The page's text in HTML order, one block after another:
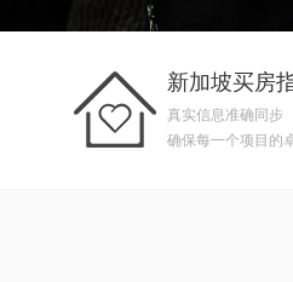
新加坡买房
真实信息准确同步
确保每一个项目的